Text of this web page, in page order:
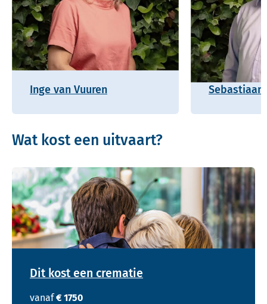
Inge van Vuuren
Wat kost een uitvaart?
Dit kost een crematie
vanaf € 1750